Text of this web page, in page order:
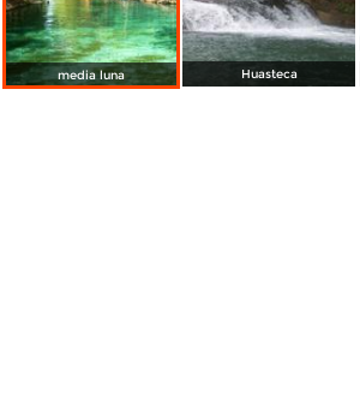
media luna Huasteca